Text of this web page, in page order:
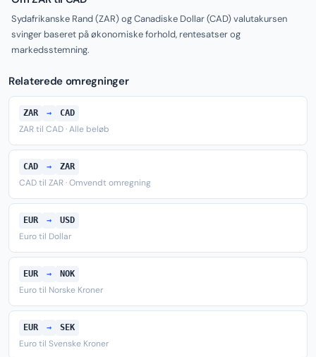
Sydafrikanske Rand (ZAR) og Canadiske Dollar (CAD) valutakursen
svinger baseret på økonomiske forhold, rentesatser og
markedsstemning.
Relaterede omregninger
ZAR → CAD
ZAR til CAD · Alle beløb
CAD → ZAR
CAD til ZAR · Omvendt omregning
EUR → USD
Euro til Dollar
EUR → NOK
Euro til Norske Kroner
EUR → SEK
Euro til Svenske Kroner